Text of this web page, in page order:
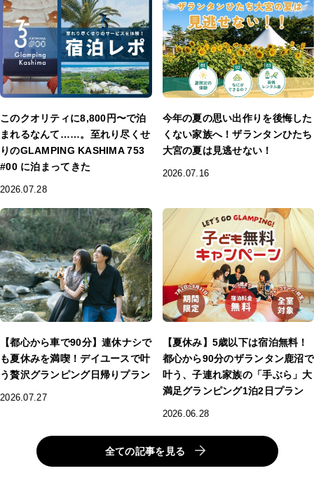
このクオリティに8,800円〜で泊
まれるなんて……。至れり尽くせ
りのGLAMPING KASHIMA 753
#00 に泊まってきた
2026.07.28
今年の夏の思い出作りを後悔した
くない家族へ！ザランタンひたち
大宮の夏は見逃せない！
2026.07.16
【都心から車で90分】連休ナシで
も夏休みを満喫！デイユースで叶
う贅沢グランピング日帰りプラン
2026.07.27
【夏休み】5歳以下は宿泊無料！
都心から90分のザランタン鹿沼で
叶う、子連れ家族の「手ぶら」大
満足グランピング1泊2日プラン
2026.06.28
全ての記事を見る